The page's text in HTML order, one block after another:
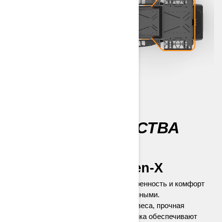
ВСЕ ДЛЯ УДОБСТВА
Платформа Radien-X
Платформа Radian-X делает маневренность и комфорт
снегоходов 69 Ranger непревзойденными.
Оптимизированное распределение веса, прочная
конструкция и изысканная эргономика обеспечивают